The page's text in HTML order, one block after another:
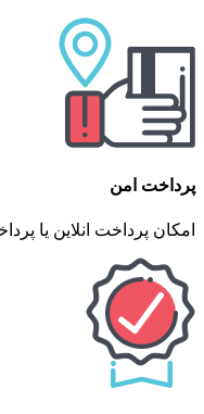
پرداخت امن
امکان پرداخت انلاین یا